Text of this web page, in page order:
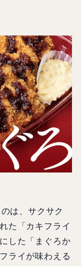
は、サクサク
た「カキフライ
した「まぐろか
ライが味わえる